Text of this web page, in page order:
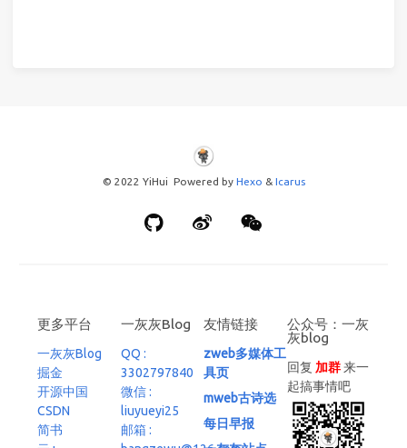
© 2022 YiHui Powered by Hexo & Icarus
更多平台
一灰灰Blog
掘金
开源中国
CSDN
简书
一灰灰Blog
QQ :
3302797840
微信 :
liuyueyi25
邮箱 :
友情链接
zweb多媒体工
具页
mweb古诗选
每日早报
公众号：一灰
灰blog
回复 加群来一
起搞事情吧